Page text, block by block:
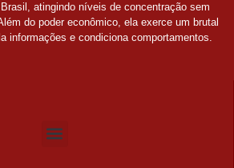
atingindo níveis de concentração sem
do poder econômico, ela exerce um brutal
informações e condiciona comportamentos.